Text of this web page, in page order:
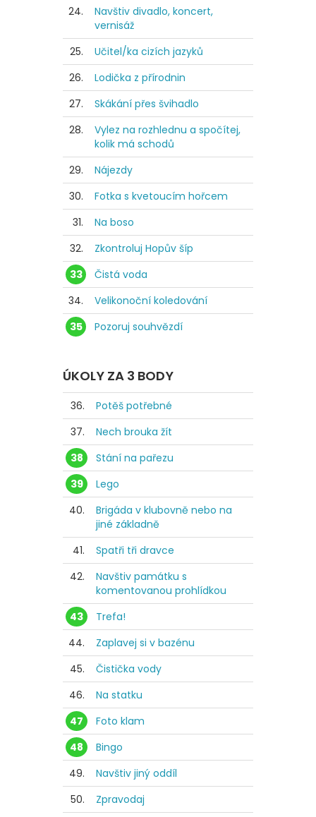
24.
Navštiv divadlo, koncert,
vernisáž
25.
Učitel/ka cizích jazyků
26.
Lodička z přírodnin
27.
Skákání přes švihadlo
28.
Vylez na rozhlednu a spočítej,
kolik má schodů
29.
Nájezdy
30.
Fotka s kvetoucím hořcem
31.
Na boso
32.
Zkontroluj Hopův šíp
33
Čistá voda
34.
Velikonoční koledování
35
Pozoruj souhvězdí
ÚKOLY ZA 3 BODY
36.
Potěš potřebné
37.
Nech brouka žít
38
Stání na pařezu
39
Lego
40.
Brigáda v klubovně nebo na
jiné základně
41.
Spatři tři dravce
42.
Navštiv památku s
komentovanou prohlídkou
43
Trefa!
44.
Zaplavej si v bazénu
45.
Čistička vody
46.
Na statku
47
Foto klam
48
Bingo
49.
Navštiv jiný oddíl
50.
Zpravodaj